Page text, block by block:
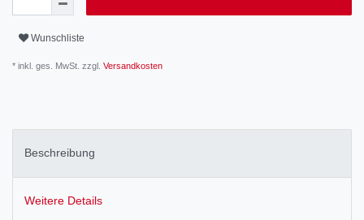
Wunschliste
* inkl. ges. MwSt. zzgl. Versandkosten
Beschreibung
Weitere Details